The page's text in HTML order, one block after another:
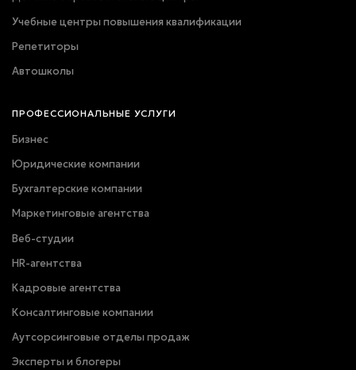
Учебные центры повышения квалификации
Репетиторы
Автошколы
ПРОФЕССИОНАЛЬНЫЕ УСЛУГИ
Бизнес
Юридические компании
Бухгалтерские компании
Маркетинговые агентства
Веб-студии
HR-агентства
Кадровые агентства
Консалтинговые компании
Аутсорсинговые отделы продаж
Эксперты и блогеры